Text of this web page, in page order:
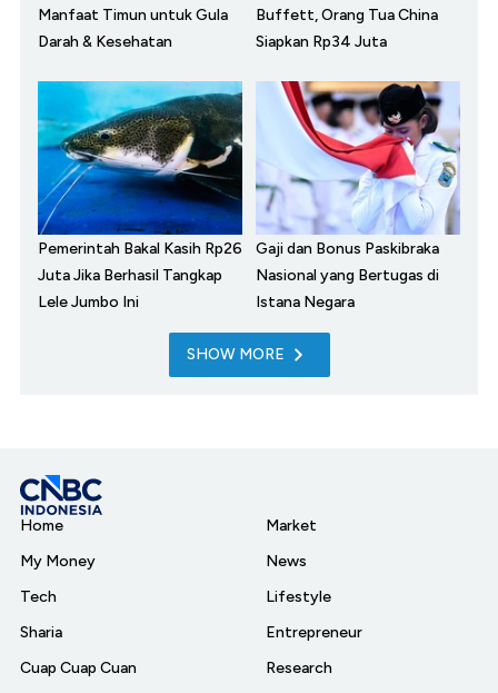
Manfaat Timun untuk Gula
Darah & Kesehatan
Buffett, Orang Tua China
Siapkan Rp34 Juta
Pemerintah Bakal Kasih Rp26
Juta Jika Berhasil Tangkap
Lele Jumbo Ini
Gaji dan Bonus Paskibraka
Nasional yang Bertugas di
Istana Negara
SHOW MORE
Home
My Money
Tech
Sharia
Cuap Cuap Cuan
Market
News
Lifestyle
Entrepreneur
Research